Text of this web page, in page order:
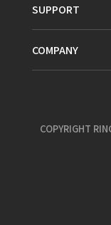
SUPPORT
COMPANY
COPYRIGHT